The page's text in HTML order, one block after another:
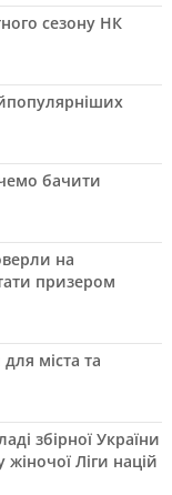
сезону НК
бачити
на
призером
міста та
збірної України
Ліги націй